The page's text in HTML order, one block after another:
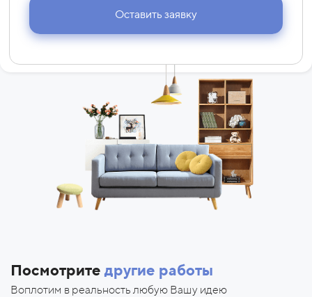
Оставить заявку
Посмотрите другие работы
Воплотим в реальность любую Вашу идею